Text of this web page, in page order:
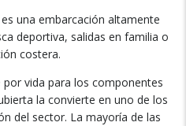
una embarcación altamente
deportiva, salidas en familia o
costera.
vida para los componentes
la convierte en uno de los
del sector. La mayoría de las